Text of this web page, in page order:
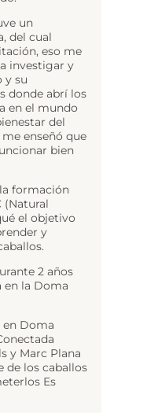
un
del cual
eso me
investigar y
y su
donde abrí los
en el mundo
del
enseñó que
bien
formación
(Natural
el objetivo
y
2 años
en la Doma
Doma
y Marc Plana
de los caballos
Es